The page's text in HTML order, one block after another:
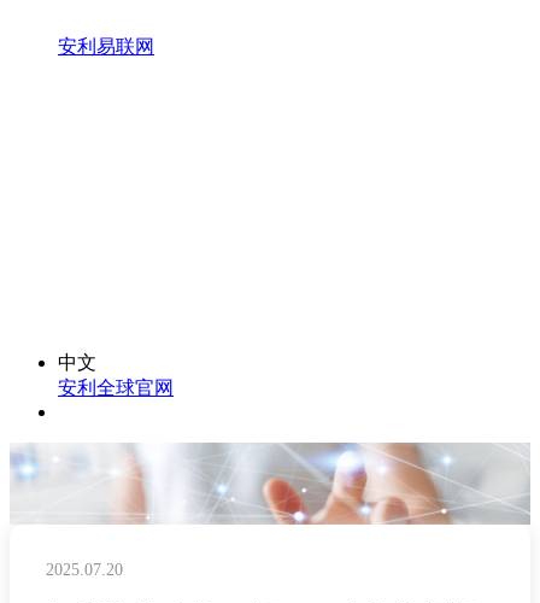
安利易联网
中文
安利全球官网
2025.07.20